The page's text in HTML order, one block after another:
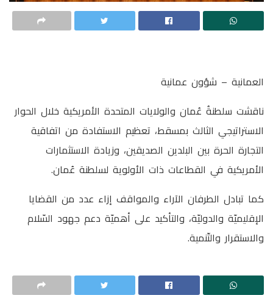
العمانية – شؤون عمانية
ناقشت ‏سلطنةُ عُمان والولايات المتحدة الأمريكية خلال الحوار
الاستراتيجي الثالث بمسقط، تعظيم الاستفادة من اتفاقية
التجارة الحرة بين البلدين الصديقين، وزيادة الاستثمارات
الأمريكية في القطاعات ذات الأولوية لسلطنة عُمان.
كما تبادل الطرفان الآراء والمواقف إزاء عدد من القضايا
الإقليميّة والدوليّة، والتأكيد على أهميّة دعم جهود السّلام
والاستقرار والتّنمية.